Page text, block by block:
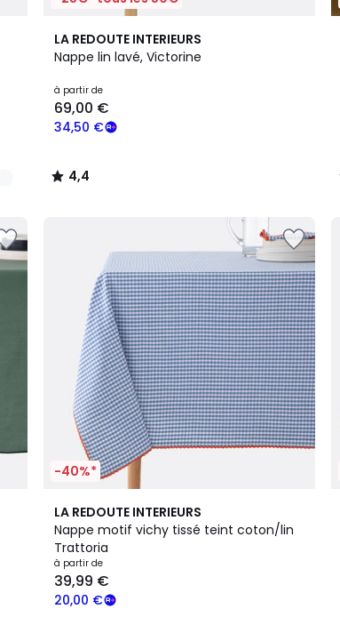
LA REDOUTE INTERIEURS
Nappe lin lavé, Victorine
à partir de
34,50 €
69,00 €
4,4
/ 5
4,4
/
-40%*
LA REDOUTE INTERIEURS
Nappe motif vichy tissé teint coton/lin
Trattoria
à partir de
20,00 €
39,99 €
4,7
/ 5
5
Couleurs